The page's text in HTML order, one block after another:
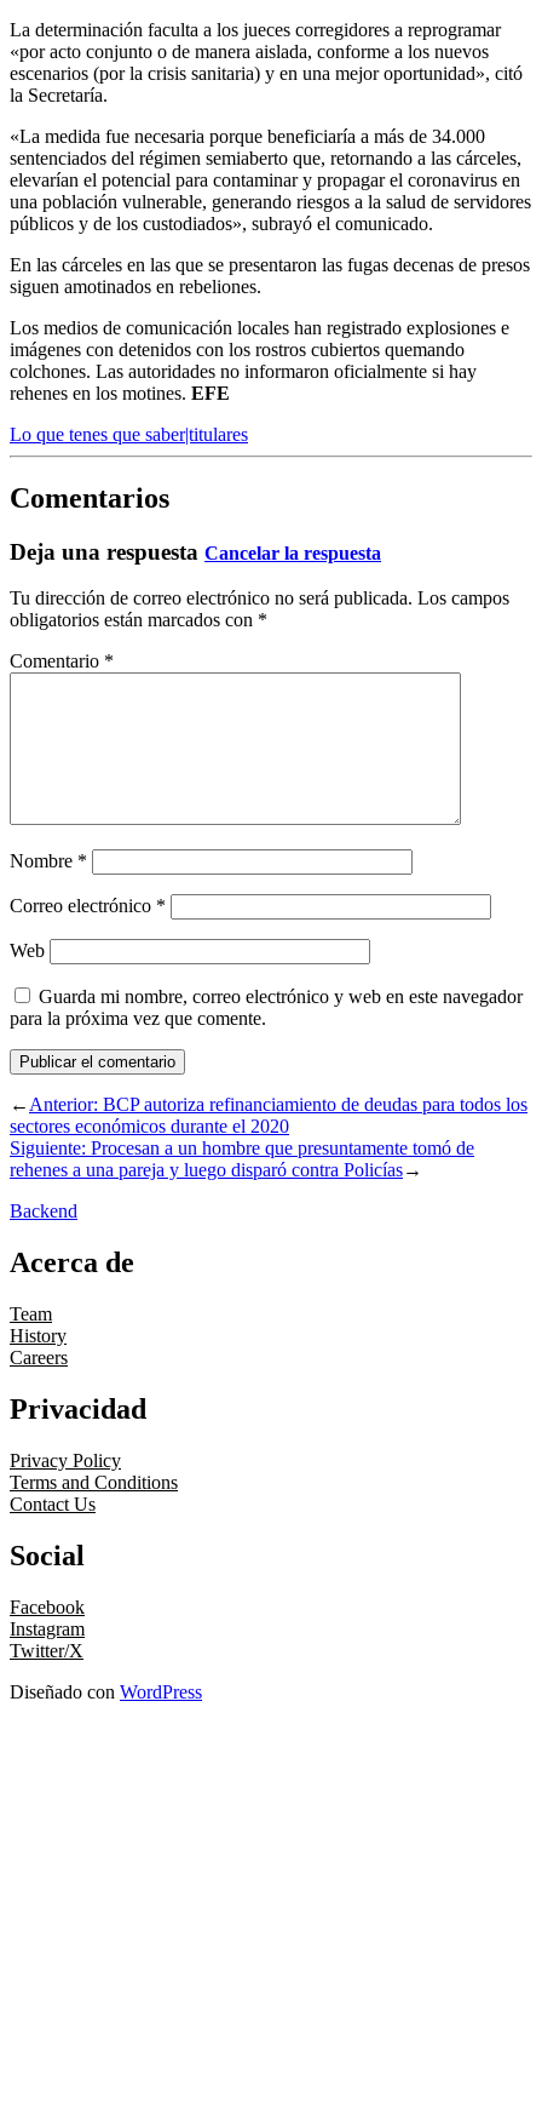
La determinación faculta a los jueces corregidores a reprogramar
«por acto conjunto o de manera aislada, conforme a los nuevos
escenarios (por la crisis sanitaria) y en una mejor oportunidad», citó
la Secretaría.
«La medida fue necesaria porque beneficiaría a más de 34.000
sentenciados del régimen semiaberto que, retornando a las cárceles,
elevarían el potencial para contaminar y propagar el coronavirus en
una población vulnerable, generando riesgos a la salud de servidores
públicos y de los custodiados», subrayó el comunicado.
En las cárceles en las que se presentaron las fugas decenas de presos
siguen amotinados en rebeliones.
Los medios de comunicación locales han registrado explosiones e
imágenes con detenidos con los rostros cubiertos quemando
colchones. Las autoridades no informaron oficialmente si hay
rehenes en los motines. EFE
Lo que tenes que saber|titulares
Comentarios
Deja una respuesta Cancelar la respuesta
Tu dirección de correo electrónico no será publicada. Los campos
obligatorios están marcados con *
Comentario *
Nombre *
Correo electrónico *
Web
Guarda mi nombre, correo electrónico y web en este navegador
para la próxima vez que comente.
←Anterior: BCP autoriza refinanciamiento de deudas para todos los
sectores económicos durante el 2020
Siguiente: Procesan a un hombre que presuntamente tomó de
rehenes a una pareja y luego disparó contra Policías→
Backend
Acerca de
Team
History
Careers
Privacidad
Privacy Policy
Terms and Conditions
Contact Us
Social
Facebook
Instagram
Twitter/X
Diseñado con WordPress